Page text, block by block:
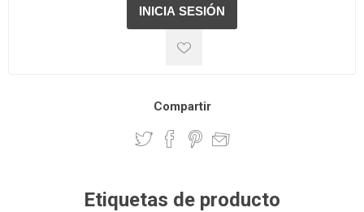
Compartir
Etiquetas de producto